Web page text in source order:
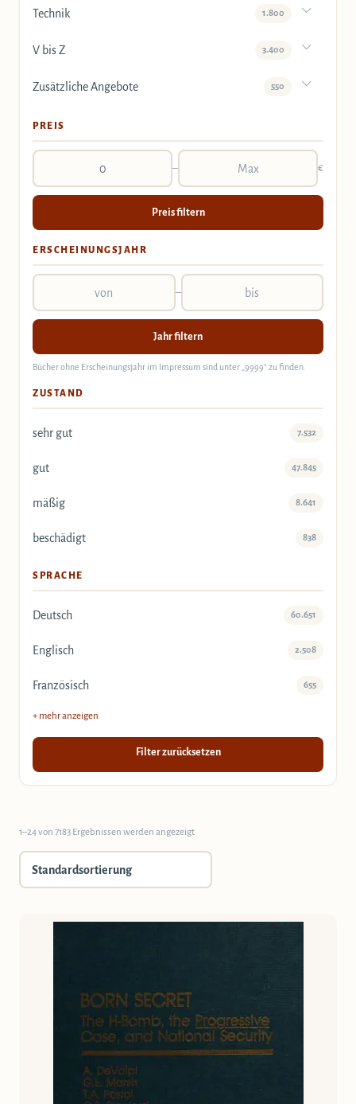
1–24 von 7183 Ergebnissen werden angezeigt
Technik 1.800
V bis Z 3.400
Zusätzliche Angebote 550
PREIS
– €
Preis filtern
ERSCHEINUNGSJAHR
–
Jahr filtern
Bücher ohne Erscheinungsjahr im Impressum sind unter „9999“ zu finden.
ZUSTAND
sehr gut 7.532
gut 47.845
mäßig 8.641
beschädigt 838
SPRACHE
Deutsch 60.651
Englisch 2.508
Französisch 655
+ mehr anzeigen
Filter zurücksetzen